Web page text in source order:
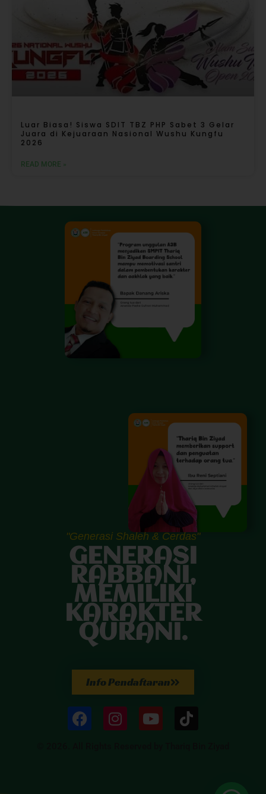
Luar Biasa! Siswa SDIT TBZ PHP Sabet 3 Gelar
Juara di Kejuaraan Nasional Wushu Kungfu
2026
READ MORE »
"Generasi Shaleh & Cerdas"
GENERASI
RABBANI,
MEMILIKI
KARAKTER
QURANI.
Info Pendaftaran